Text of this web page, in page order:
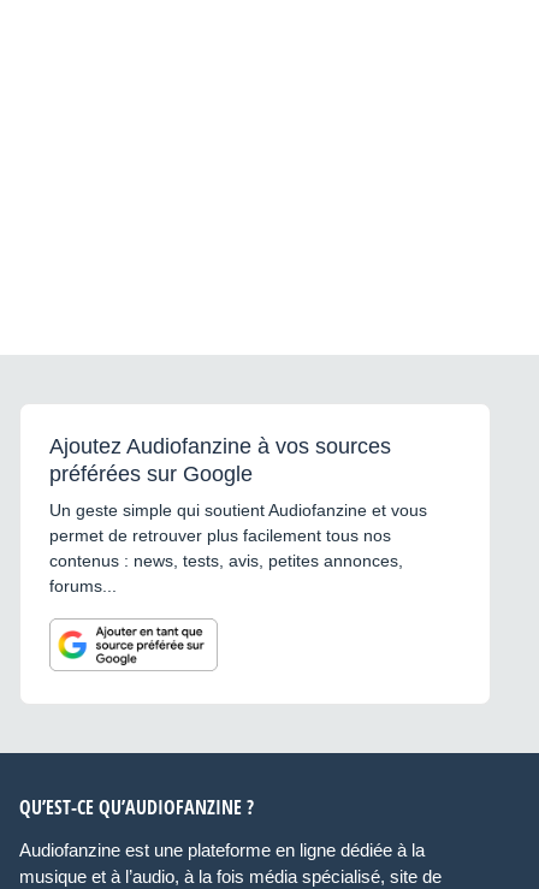
Ajoutez Audiofanzine à vos sources
préférées sur Google
Un geste simple qui soutient Audiofanzine et vous
permet de retrouver plus facilement tous nos
contenus : news, tests, avis, petites annonces,
forums...
QU’EST-CE QU’AUDIOFANZINE ?
Audiofanzine est une plateforme en ligne dédiée à la
musique et à l’audio, à la fois média spécialisé, site de